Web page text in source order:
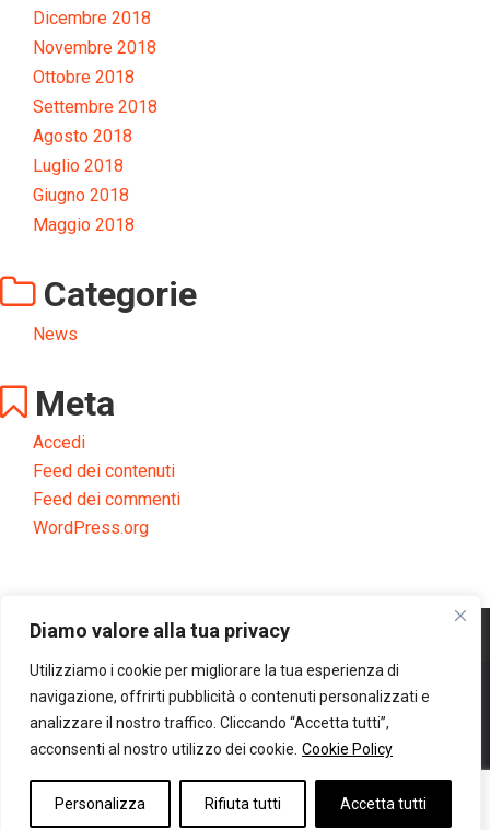
Diamo valore alla tua privacy
Utilizziamo i cookie per migliorare la tua esperienza di
navigazione, offrirti pubblicità o contenuti personalizzati e
analizzare il nostro traffico. Cliccando “Accetta tutti”,
acconsenti al nostro utilizzo dei cookie. Cookie Policy
Personalizza Rifiuta tutti Accetta tutti
Dicembre 2018
Novembre 2018
Ottobre 2018
Settembre 2018
Agosto 2018
Luglio 2018
Giugno 2018
Maggio 2018
Categorie
News
Meta
Accedi
Feed dei contenuti
Feed dei commenti
WordPress.org
Copyright © 2020 Retail Institute Servizi SRL | Corso Europa 5 - Milano |
P.Iva: 06814350960 | R.E.A. MI - 1917514 | Capitale sociale: 10.000,00 i.v.
Privacy Policy|Cookie Policy| Bobble Agency